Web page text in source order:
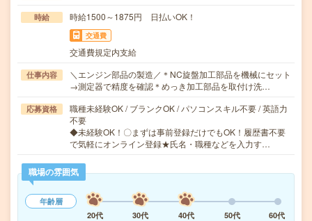
時給 時給1500～1875円 日払いOK！
交通費
交通費規定内支給
仕事内容
＼エンジン部品の製造／＊NC旋盤加工部品を機械にセット
→測定器で精度を確認＊めっき加工部品を取付け洗…
応募資格
職種未経験OK / ブランクOK / パソコンスキル不要 / 英語力
不要
◆未経験OK！〇まずは事前登録だけでもOK！履歴書不要
で気軽にオンライン登録★氏名・職種などを入力す…
職場の雰囲気
年齢層
20代
30代 40代 50代 60代